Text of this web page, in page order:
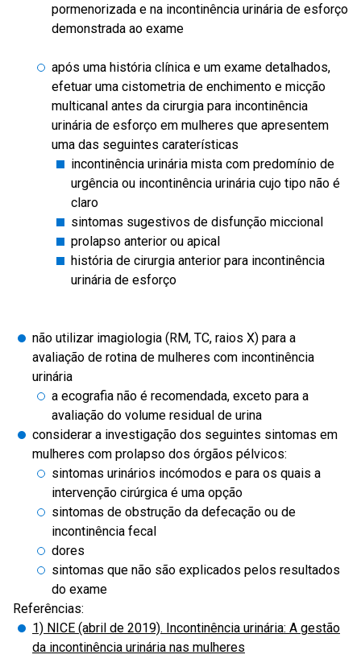
pormenorizada e na incontinência urinária de esforço
demonstrada ao exame
após uma história clínica e um exame detalhados,
efetuar uma cistometria de enchimento e micção
multicanal antes da cirurgia para incontinência
urinária de esforço em mulheres que apresentem
uma das seguintes caraterísticas
incontinência urinária mista com predomínio de
urgência ou incontinência urinária cujo tipo não é
claro
sintomas sugestivos de disfunção miccional
prolapso anterior ou apical
história de cirurgia anterior para incontinência
urinária de esforço
não utilizar imagiologia (RM, TC, raios X) para a
avaliação de rotina de mulheres com incontinência
urinária
a ecografia não é recomendada, exceto para a
avaliação do volume residual de urina
considerar a investigação dos seguintes sintomas em
mulheres com prolapso dos órgãos pélvicos:
sintomas urinários incómodos e para os quais a
intervenção cirúrgica é uma opção
sintomas de obstrução da defecação ou de
incontinência fecal
dores
sintomas que não são explicados pelos resultados
do exame
Referências:
1) NICE (abril de 2019). Incontinência urinária: A gestão
da incontinência urinária nas mulheres